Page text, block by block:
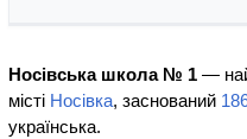
Носівська школа № 1—
місті Носівка, заснований
українська.